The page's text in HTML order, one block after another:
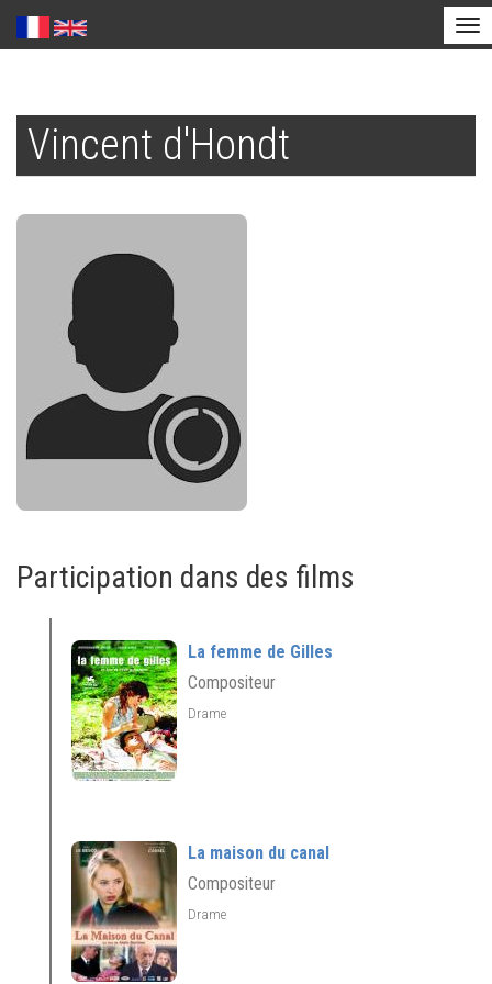
contenu
principal
Vincent d'Hondt
Participation dans des films
La femme de Gilles
Compositeur
Drame
La maison du canal
Compositeur
Drame